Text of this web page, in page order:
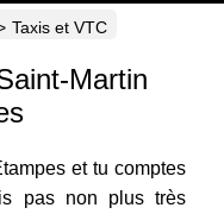
Taxis et VTC
Martin
et tu comptes
pas non plus très